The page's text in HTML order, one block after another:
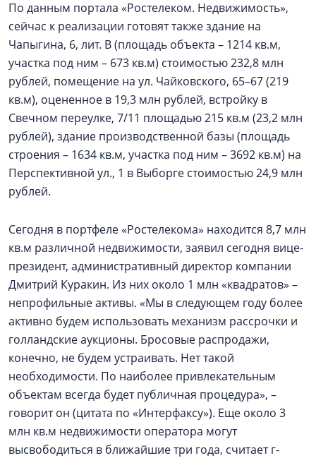
По данным портала «Ростелеком. Недвижимость»,
сейчас к реализации готовят также здание на
Чапыгина, 6, лит. В (площадь объекта – 1214 кв.м,
участка под ним – 673 кв.м) стоимостью 232,8 млн
рублей, помещение на ул. Чайковского, 65–67 (219
кв.м), оцененное в 19,3 млн рублей, встройку в
Свечном переулке, 7/11 площадью 215 кв.м (23,2 млн
рублей), здание производственной базы (площадь
строения – 1634 кв.м, участка под ним – 3692 кв.м) на
Перспективной ул., 1 в Выборге стоимостью 24,9 млн
рублей.
Сегодня в портфеле «Ростелекома» находится 8,7 млн
кв.м различной недвижимости, заявил сегодня вице-
президент, административный директор компании
Дмитрий Куракин. Из них около 1 млн «квадратов» –
непрофильные активы. «Мы в следующем году более
активно будем использовать механизм рассрочки и
голландские аукционы. Бросовые распродажи,
конечно, не будем устраивать. Нет такой
необходимости. По наиболее привлекательным
объектам всегда будет публичная процедура», –
говорит он (цитата по «Интерфаксу»). Еще около 3
млн кв.м недвижимости оператора могут
высвободиться в ближайшие три года, считает г-